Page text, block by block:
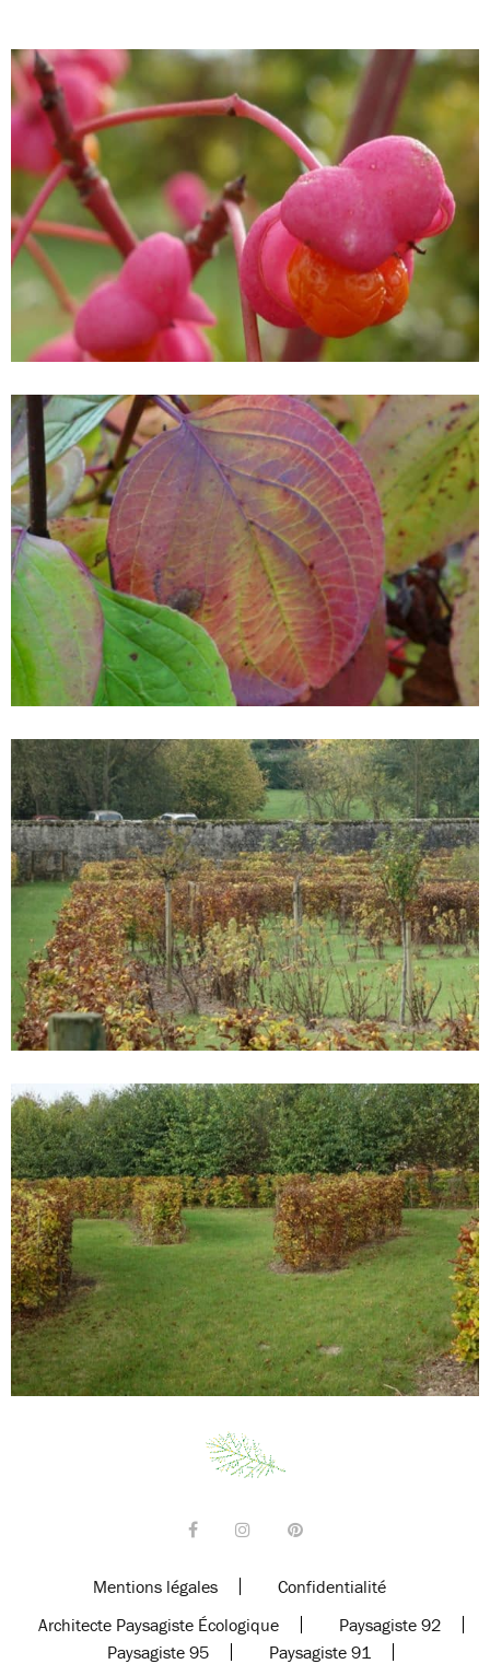
Mentions légales
Confidentialité
Architecte Paysagiste Écologique
Paysagiste 92
Paysagiste 95
Paysagiste 91